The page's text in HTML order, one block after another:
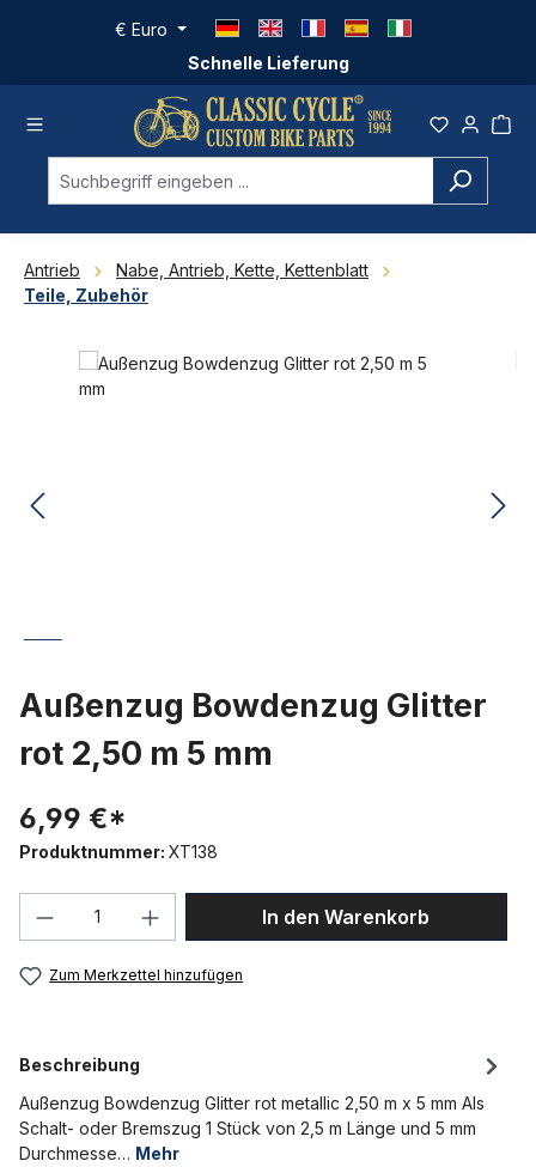
Zum Hauptinhalt springen
Schnelle Lieferung
€ Euro
Antrieb
Nabe, Antrieb, Kette, Kettenblatt
Teile, Zubehör
Bildergalerie überspringen
Außenzug Bowdenzug Glitter
rot 2,50 m 5 mm
6,99 €*
Produktnummer: XT138
Produkt Anzahl: Gib den gewünschten
In den Warenkorb
Zum Merkzettel hinzufügen
Beschreibung
Außenzug Bowdenzug Glitter rot metallic 2,50 m x 5 mm Als
Schalt- oder Bremszug 1 Stück von 2,5 m Länge und 5 mm
Durchmesse… Mehr